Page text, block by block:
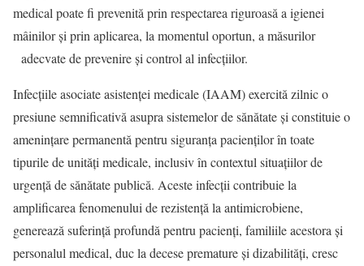
medical poate fi prevenită prin respectarea riguroasă a igienei
mâinilor și prin aplicarea, la momentul oportun, a măsurilor
adecvate de prevenire și control al infecțiilor.
Infecțiile asociate asistenței medicale (IAAM) exercită zilnic o
presiune semnificativă asupra sistemelor de sănătate și constituie o
amenințare permanentă pentru siguranța pacienților în toate
tipurile de unități medicale, inclusiv în contextul situațiilor de
urgență de sănătate publică. Aceste infecții contribuie la
amplificarea fenomenului de rezistență la antimicrobiene,
generează suferință profundă pentru pacienți, familiile acestora și
personalul medical, duc la decese premature și dizabilități, cresc